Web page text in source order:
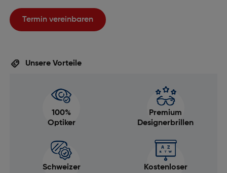
Termin vereinbaren
Unsere Vorteile
100%
Optiker
Premium
Designerbrillen
Schweizer
Kostenloser